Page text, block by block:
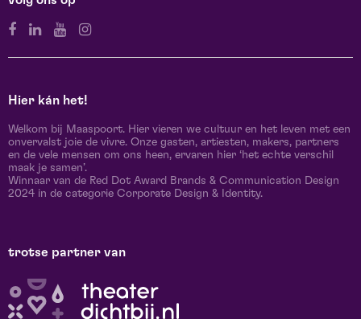
Hier kán het!
Welkom bij Maaspoort. Hier vieren we cultuur en het leven met een
onvervalst joie de vivre. Onze gasten, artiesten, makers, partners
en de vele mensen om ons heen, ervaren hier ‘het echte verschil
maak je samen’.
Winnaar van de Red Dot Award Brands & Communication Design
2024 in de categorie Corporate Design & Identity.
trotse partner van